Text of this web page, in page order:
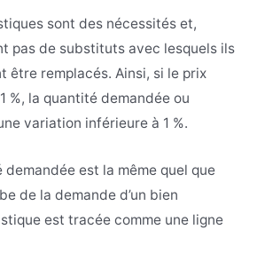
sont des nécessités et,
pas de substituts avec lesquels ils
être remplacés. Ainsi, si le prix
%, la quantité demandée ou
variation inférieure à 1 %.
demandée est la même quel que
de la demande d’un bien
est tracée comme une ligne